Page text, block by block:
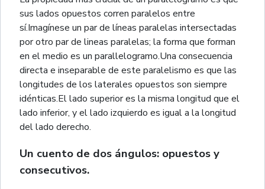
sus lados opuestos corren paralelos entre
sí.Imagínese un par de líneas paralelas intersectadas
por otro par de lineas paralelas; la forma que forman
en el medio es un parallelogramo.Una consecuencia
directa e inseparable de este paralelismo es que las
longitudes de los laterales opuestos son siempre
idénticas.El lado superior es la misma longitud que el
lado inferior, y el lado izquierdo es igual a la longitud
del lado derecho.
Un cuento de dos ángulos: opuestos y
consecutivos.